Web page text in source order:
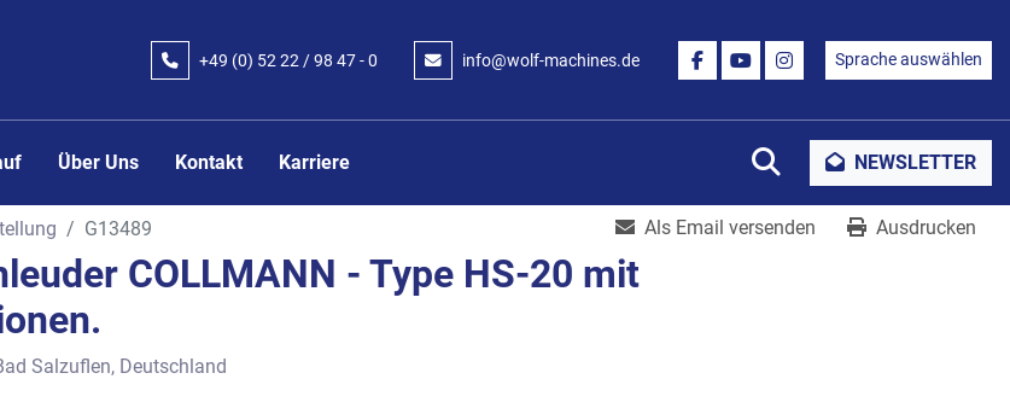
+49 (0) 52 22 / 98 47 - 0 info@wolf-machines.de
FACEBOOK
YOUTUBEINSTAGRAM
Sprache auswählen
Über Uns Kontakt Karriere SucheNEWSLETTER
G13489 Als Email versenden Ausdrucken
COLLMANN - Type HS-20 mit
Salzuflen, Deutschland